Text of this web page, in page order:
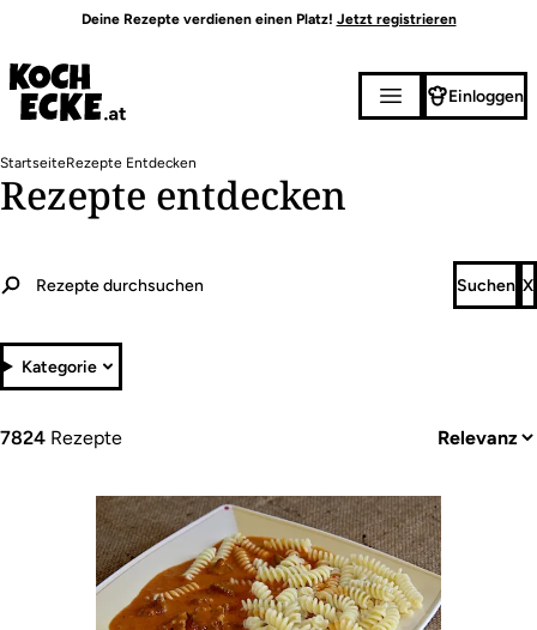
Inhalt
Deine Rezepte verdienen einen Platz! Jetzt registrieren
Einloggen
Pfadnavigation
StartseiteRezepte Entdecken
Rezepte entdecken
Kategorie
7824 Rezepte